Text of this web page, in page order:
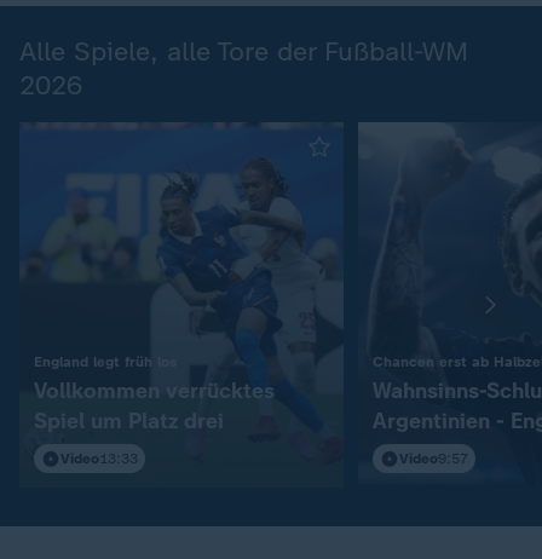
Alle Spiele, alle Tore der Fußball-WM
2026
England legt früh los
Vollkommen verrücktes
Spiel um Platz drei
Video 13:33
Chancen erst ab
Wahnsinns-
Argentinien -
Video9:57